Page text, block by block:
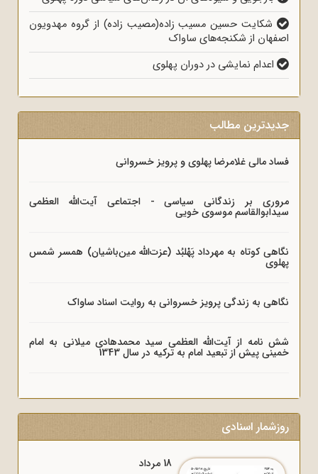
شکایت حسین مسیب زاده(مصیب زاده) از گروه مهدویون
اصفهان از شکنجه‌های ساواک
اعدام نمایشی در دوران پهلوی
جدیدترین مطالب
فساد مالی غلامرضا پهلوی و پرویز خسروانی
مروری بر زندگانی سیاسی - اجتماعی آیت‌الله العظمی
سیدابوالقاسم موسوی خویی
نگاهی کوتاه به مهرداد پَهْلبُد (عزت‌الله مین‌باشیان) همسر شمس
پهلوی
نگاهی به زندگی پرویز خسروانی به روایت اسناد ساواک
شش نامه از آیت‌الله العظمی سید محمدهادی میلانی به امام
خمینی پیش از تبعید امام به ترکیه در سال 1343
روزشمار اسنادی
18 مرداد